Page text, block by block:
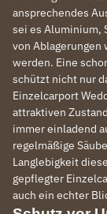
ansprechendes
sei es Aluminium,
von
werden. Eine
schützt nicht nur
Einzelcarport
attraktiven
immer einladend
regelmäßige
Langlebigkeit
gepflegter
auch ein echter